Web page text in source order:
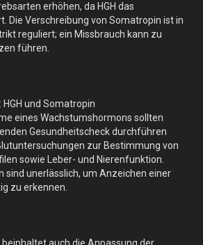
erhöhen, da HGH das
Die Verschreibung von Somatropin ist in
reguliert; ein Missbrauch kann zu
führen.
und Somatropin
eines Wachstumshormons sollten
Gesundheitscheck durchführen
zur Bestimmung von
sowie Leber- und Nierenfunktion.
sind unerlässlich, um Anzeichen einer
zu erkennen.